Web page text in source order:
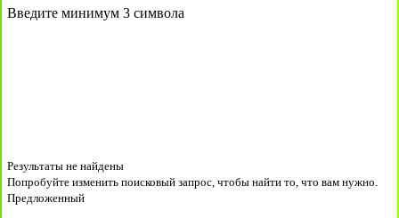
Введите минимум 3 символа
Результаты не найдены
Попробуйте изменить поисковый запрос, чтобы найти то, что вам нужно.
Предложенный